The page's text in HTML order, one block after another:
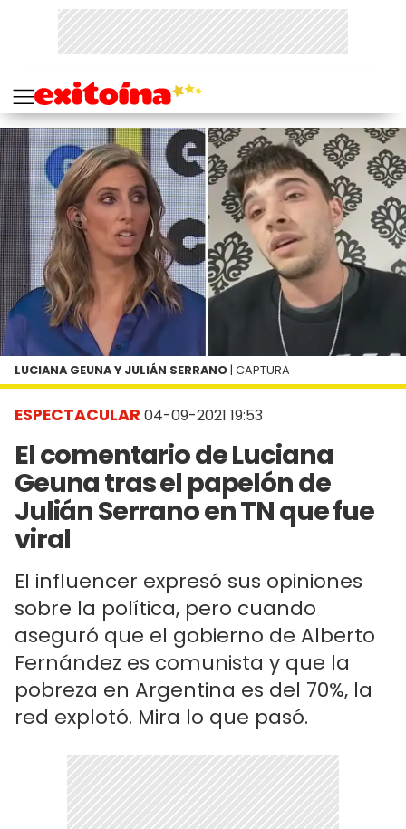
ESPECTACULAR 04-09-2021 19:53
El comentario de Luciana
Geuna tras el papelón de
Julián Serrano en TN que fue
viral
El influencer expresó sus opiniones
sobre la política, pero cuando
aseguró que el gobierno de Alberto
Fernández es comunista y que la
pobreza en Argentina es del 70%, la
red explotó. Mira lo que pasó.
LUCIANA GEUNA Y JULIÁN SERRANO | CAPTURA